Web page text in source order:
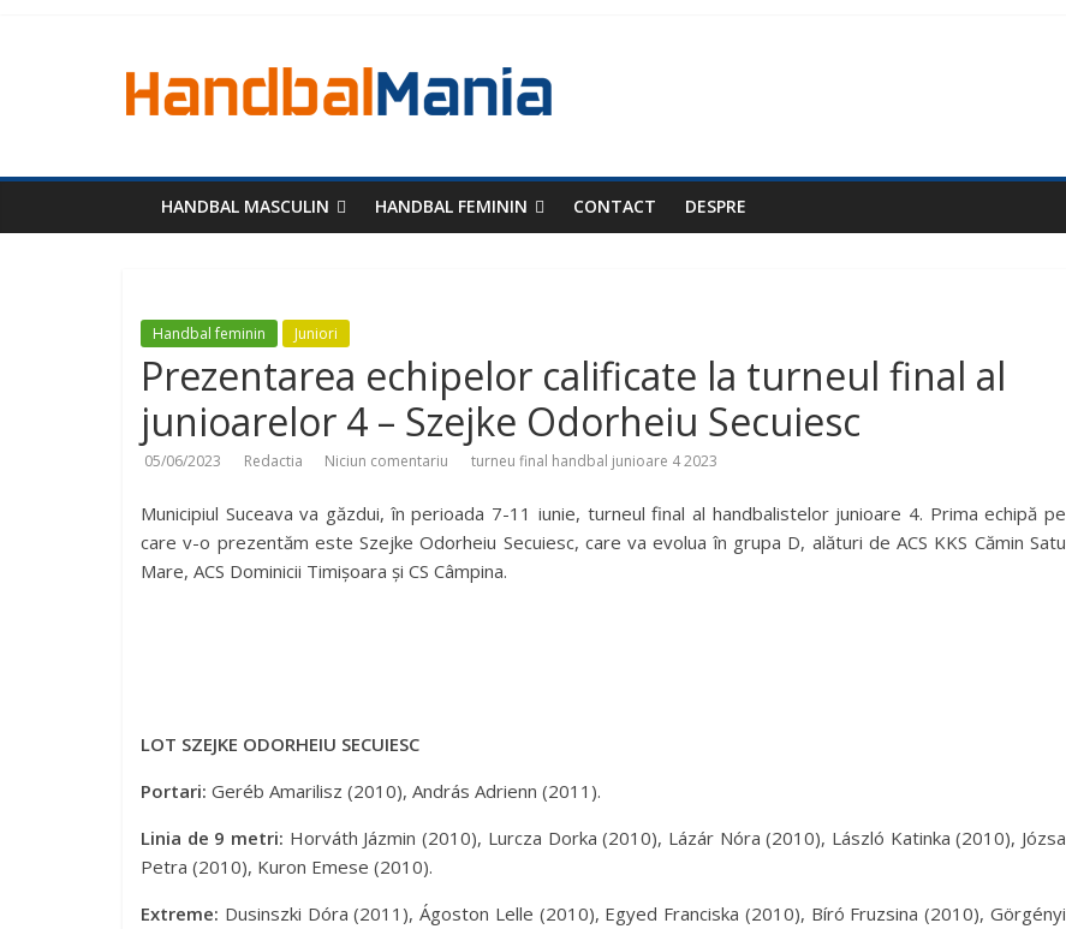
HANDBAL MASCULIN HANDBAL FEMININ CONTACT DESPRE
Handbal feminin Juniori
Prezentarea echipelor calificate la turneul final al
junioarelor 4 – Szejke Odorheiu Secuiesc
05/06/2023 Redactia Niciun comentariu turneu final handbal junioare 4 2023
Municipiul Suceava va găzdui, în perioada 7-11 iunie, turneul final al handbalistelor junioare 4. Prima echipă pe
care v-o prezentăm este Szejke Odorheiu Secuiesc, care va evolua în grupa D, alături de ACS KKS Cămin Satu
Mare, ACS Dominicii Timișoara și CS Câmpina.
LOT SZEJKE ODORHEIU SECUIESC
Portari: Geréb Amarilisz (2010), András Adrienn (2011).
Linia de 9 metri: Horváth Jázmin (2010), Lurcza Dorka (2010), Lázár Nóra (2010), László Katinka (2010), Józsa
Petra (2010), Kuron Emese (2010).
Extreme: Dusinszki Dóra (2011), Ágoston Lelle (2010), Egyed Franciska (2010), Bíró Fruzsina (2010), Görgényi